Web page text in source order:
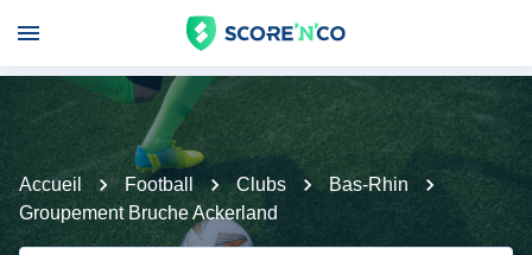
Accueil Football Clubs
Bas-Rhin
Groupement Bruche Ackerland